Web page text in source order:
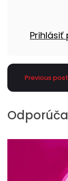
Prihlásiť
Previous post